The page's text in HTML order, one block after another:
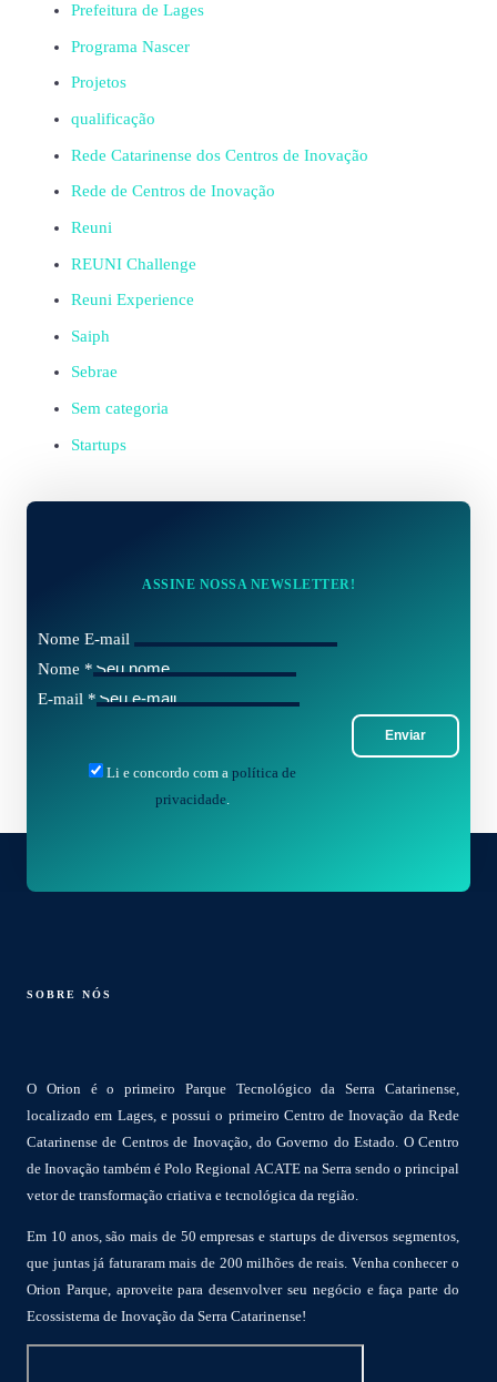
Prefeitura de Lages
Programa Nascer
Projetos
qualificação
Rede Catarinense dos Centros de Inovação
Rede de Centros de Inovação
Reuni
REUNI Challenge
Reuni Experience
Saiph
Sebrae
Sem categoria
Startups
ASSINE NOSSA NEWSLETTER!
Nome E-mail
Nome *
E-mail *
Enviar
Li e concordo com a política de
privacidade.
SOBRE NÓS
O Orion é o primeiro Parque Tecnológico da Serra Catarinense,
localizado em Lages, e possui o primeiro Centro de Inovação da Rede
Catarinense de Centros de Inovação, do Governo do Estado. O Centro
de Inovação também é Polo Regional ACATE na Serra sendo o principal
vetor de transformação criativa e tecnológica da região.
Em 10 anos, são mais de 50 empresas e startups de diversos segmentos,
que juntas já faturaram mais de 200 milhões de reais. Venha conhecer o
Orion Parque, aproveite para desenvolver seu negócio e faça parte do
Ecossistema de Inovação da Serra Catarinense!